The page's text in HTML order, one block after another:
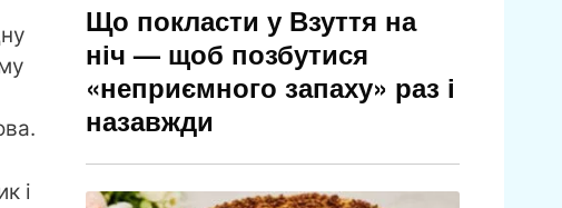
і
Що покласти у Взуття на
ніч — щоб позбутися
«неприємного запаху» раз і
назавжди